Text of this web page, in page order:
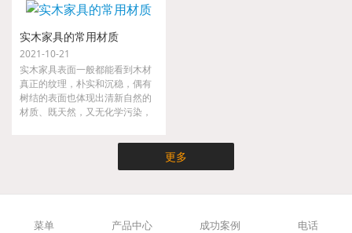
实木家具的常用材质
2021-10-21
实木家具表面一般都能看到木材
真正的纹理，朴实和沉稳，偶有
树结的表面也体现出清新自然的
材质、既天然，又无化学污染，
现代都市人崇尚大自然的家具。
更多
菜单 产品中心 成功案例 电话